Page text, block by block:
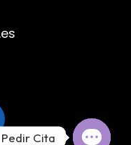
Pedir Cita